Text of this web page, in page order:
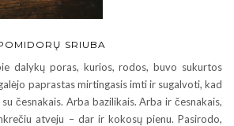
SRIUBA
dalykų poras, kurios, rodos, buvo sukurtos
paprastas mirtingasis imti ir sugalvoti, kad
česnakais. Arba bazilikais. Arba ir česnakais,
atveju – dar ir kokosų pienu. Pasirodo,